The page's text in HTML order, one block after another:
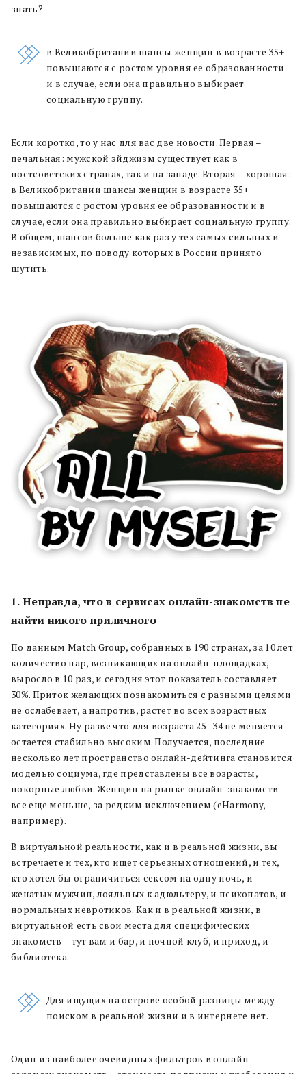
знать?
в Великобритании шансы женщин в возрасте 35+
повышаются с ростом уровня ее образованности
и в случае, если она правильно выбирает
социальную группу.
Если коротко, то у нас для вас две новости. Первая –
печальная: мужской эйджизм существует как в
постсоветских странах, так и на западе. Вторая – хорошая:
в Великобритании шансы женщин в возрасте 35+
повышаются с ростом уровня ее образованности и в
случае, если она правильно выбирает социальную группу.
В общем, шансов больше как раз у тех самых сильных и
независимых, по поводу которых в России принято
шутить.
1. Неправда, что в сервисах онлайн-знакомств не
найти никого приличного
По данным Match Group, собранных в 190 странах, за 10 лет
количество пар, возникающих на онлайн-площадках,
выросло в 10 раз, и сегодня этот показатель составляет
30%. Приток желающих познакомиться с разными целями
не ослабевает, а напротив, растет во всех возрастных
категориях. Ну разве что для возраста 25–34 не меняется –
остается стабильно высоким. Получается, последние
несколько лет пространство онлайн-дейтинга становится
моделью социума, где представлены все возрасты,
покорные любви. Женщин на рынке онлайн-знакомств
все еще меньше, за редким исключением (eHarmony,
например).
В виртуальной реальности, как и в реальной жизни, вы
встречаете и тех, кто ищет серьезных отношений, и тех,
кто хотел бы ограничиться сексом на одну ночь, и
женатых мужчин, лояльных к адюльтеру, и психопатов, и
нормальных невротиков. Как и в реальной жизни, в
виртуальной есть свои места для специфических
знакомств – тут вам и бар, и ночной клуб, и приход, и
библиотека.
Для ищущих на острове особой разницы между
поиском в реальной жизни и в интернете нет.
Один из наиболее очевидных фильтров в онлайн-